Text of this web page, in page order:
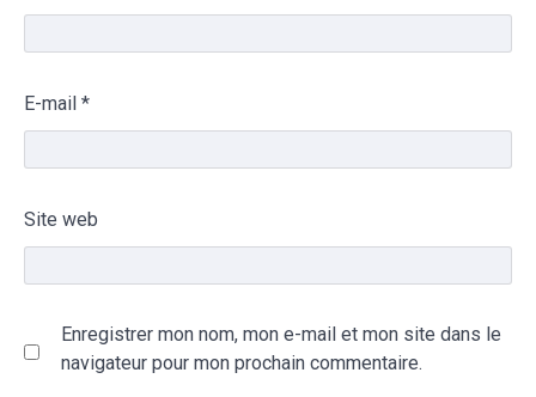
E-mail *
Site web
Enregistrer mon nom, mon e-mail et mon site dans le
navigateur pour mon prochain commentaire.